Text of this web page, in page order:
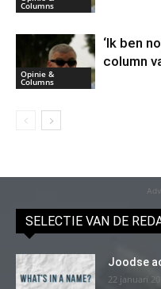
Columns
Opinie &
Columns
‘Ik ben
column
SELECTIE VAN DE
Joodse
22 januari